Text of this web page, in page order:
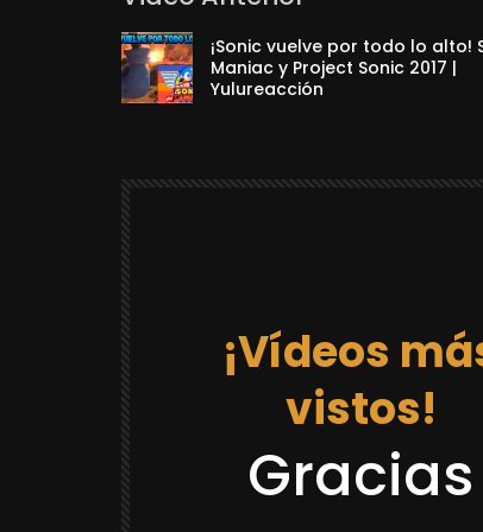
¡Sonic vuelve por todo lo alto!
Maniac y Project Sonic 2017 |
Yulureacción
¡Vídeos
vistos!
Gracias
DRAGON BALL REACCIONES